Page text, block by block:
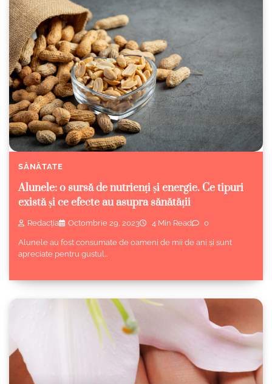
SĂNĂTATE
Alunele: o sursă de nutrienți și energie. Ce tipuri
există și ce efecte au asupra sănătății
Redacția Octombrie 29, 2023 4 Min Read 0
Alunele au fost consumate de oameni de mii de ani și sunt
apreciate pentru gustul…